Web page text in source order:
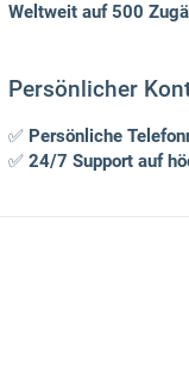
Weltweit auf 500
Persönlicher
✅ Persönliche
✅ 24/7 Support auf